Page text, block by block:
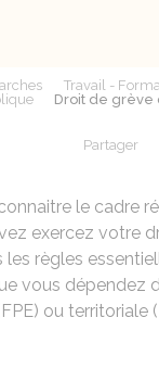
Travail -
Droit de grève
Partager
le cadre
exercez votre
règles
vous dépendez
ou territoriale